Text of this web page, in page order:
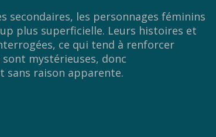
secondaires, les personnages féminins
plus superficielle. Leurs histoires et
ce qui tend à renforcer
mystérieuses, donc
sans raison apparente.